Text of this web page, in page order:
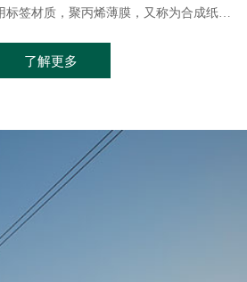
P型线缆标签采用环保耐用标签材质，聚丙烯薄膜，又称为合成纸不干胶，可以重复再生使用，并可完全燃烧不会产生有毒气体，符合现代环保的要求，是一种环保型标签。P型线缆标签是常用的通信线缆标签，广泛用于机房线路的铺设以及家庭区分线路使用，标签耐高温、防水、耐撕、保存时间长，适合激光打印机打印，P型线缆标签主要有5个特点：
了解更多